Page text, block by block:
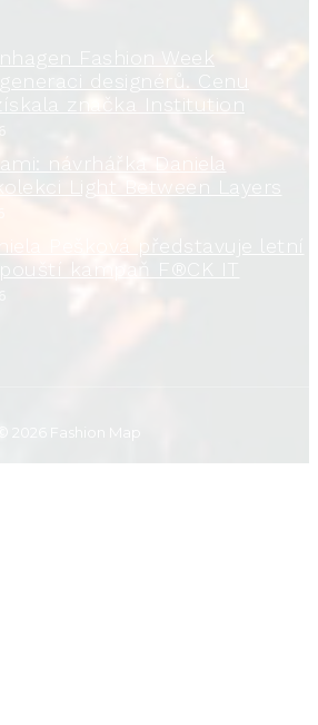
Fashion Week
designérů. Cenu
značka Institution
návrhářka Daniela
Light Between Layers
Pešková představuje letní
kampaň F®CK IT